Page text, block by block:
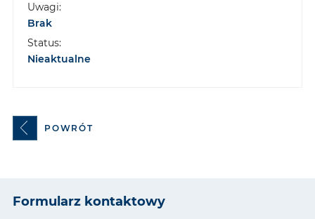
Uwagi:
Brak
Status:
Nieaktualne
POWRÓT
Formularz kontaktowy